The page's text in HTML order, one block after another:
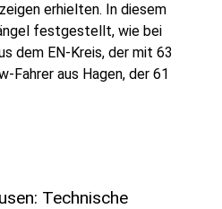
erhielten. In diesem
festgestellt, wie bei
dem EN-Kreis, der mit 63
Fahrer aus Hagen, der 61
Technische